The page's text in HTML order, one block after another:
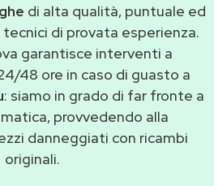
di alta qualità, puntuale ed
di provata esperienza.
garantisce interventi a
48 ore in caso di guasto a
: siamo in grado di far fronte a
provvedendo alla
danneggiati con ricambi
originali.